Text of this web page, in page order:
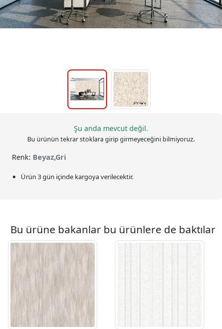
Şu anda mevcut değil.
Bu ürünün tekrar stoklara girip girmeyeceğini bilmiyoruz.
Renk: Beyaz,Gri
Ürün 3 gün içinde kargoya verilecektir.
Bu ürüne bakanlar bu ürünlere de baktılar